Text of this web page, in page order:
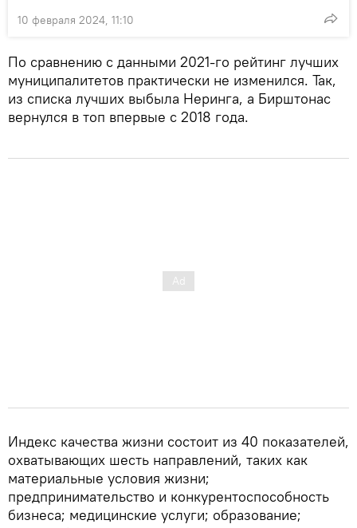
10 февраля 2024, 11:10
По сравнению с данными 2021-го рейтинг лучших
муниципалитетов практически не изменился. Так,
из списка лучших выбыла Неринга, а Бирштонас
вернулся в топ впервые с 2018 года.
Индекс качества жизни состоит из 40 показателей,
охватывающих шесть направлений, таких как
материальные условия жизни;
предпринимательство и конкурентоспособность
бизнеса; медицинские услуги; образование;